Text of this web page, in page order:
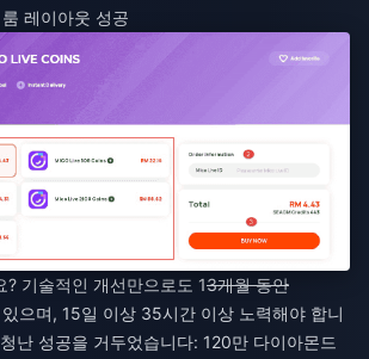
레이아웃 성공
? 기술적인 개선만으로도 13개월 동안
으며, 15일 이상 35시간 이상 노력해야 합니
난 성공을 거두었습니다: 120만 다이아몬드